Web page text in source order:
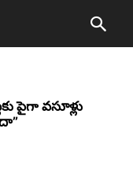
పైగా వసూళ్లు